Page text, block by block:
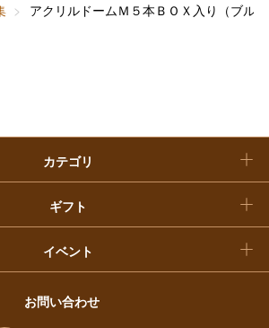
アクリルドームＭ５本ＢＯＸ入り（ブル
カテゴリ
ギフト
快気祝い
イベント
福袋
お問い合わせ